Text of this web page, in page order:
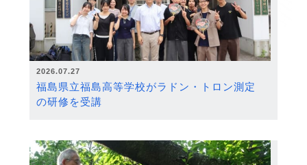
2026.07.27
福島県立福島高等学校がラドン・トロン測定
の研修を受講